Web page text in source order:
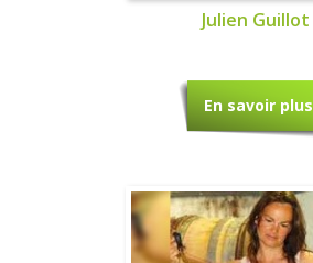
Julien Guillot
En savoir plus